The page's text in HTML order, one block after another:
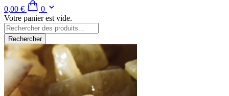
0,00 €
0
Votre panier est vide.
Rechercher